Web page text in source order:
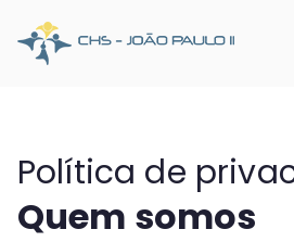
para
Política de
Quem somos